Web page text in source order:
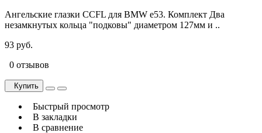
Ангельские глазки CCFL для BMW e53. Комплект Два
незамкнутых кольца "подковы" диаметром 127мм и ..
93 руб.
0 отзывов
Купить
Быстрый просмотр
В закладки
В сравнение